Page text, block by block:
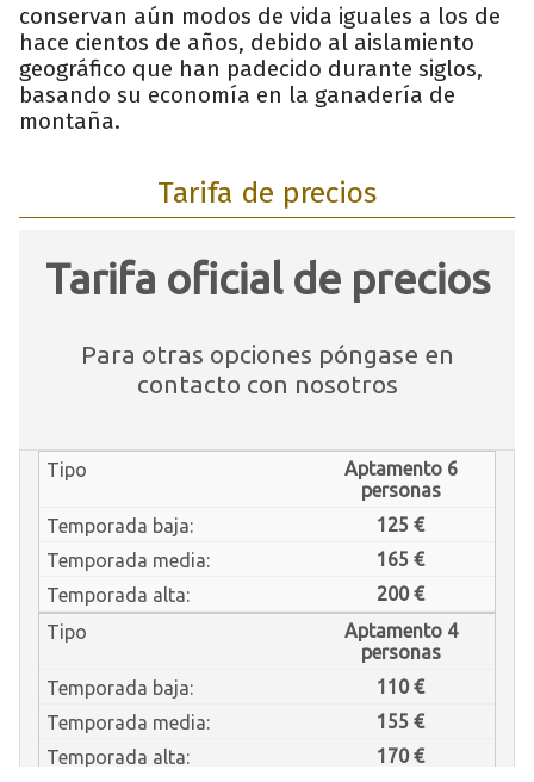
conservan aún modos de vida iguales a los de
hace cientos de años, debido al aislamiento
geográfico que han padecido durante siglos,
basando su economía en la ganadería de
montaña.
Tarifa de precios